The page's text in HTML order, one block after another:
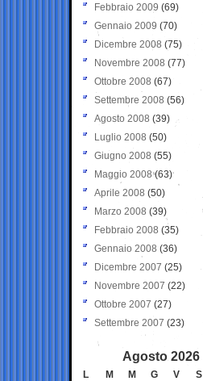
Febbraio 2009 (69)
Gennaio 2009 (70)
Dicembre 2008 (75)
Novembre 2008 (77)
Ottobre 2008 (67)
Settembre 2008 (56)
Agosto 2008 (39)
Luglio 2008 (50)
Giugno 2008 (55)
Maggio 2008(63)
Aprile 2008 (50)
Marzo 2008 (39)
Febbraio 2008 (35)
Gennaio 2008 (36)
Dicembre 2007 (25)
Novembre 2007 (22)
Ottobre 2007 (27)
Settembre 2007 (23)
Agosto 2026
L M M G V S